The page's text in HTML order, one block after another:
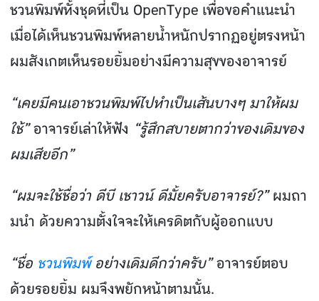
ชวนพิมพ์ทั้งชุดที่เป็น OpenType เพื่อขอคําแนะนํา
เมื่อได้เห็นชวนพิมพ์หลายน้ําหนักปรากฏอยู่ตรงหน้า
ผมสังเกตเห็นรอยยิ้มอย่างมีความสุขของอาจารย์
“เคยมีคนเอาชวนพิมพ์ไปทําเป็นเส้นบางๆ มาให้ผม
ใช้”อาจารย์เล่าให้ฟัง “รู้สึกสบายตากว่าของเดิมของ
ผมเสียอีก”
“ผมจะใช้ชื่อว่า ดีบี เชาวน์ ดีมั้ยครับอาจารย์?”ผมถา
มนํา ด้วยความตั้งใจจะให้เครดิตกับผู้ออกแบบ
“ชื่อ ชวนพิมพ์อย่างเดิมดีกว่าครับ”อาจารย์ตอบ
ด้วยรอยยิ้ม ผมจึงพยักหน้าตามนั้น.